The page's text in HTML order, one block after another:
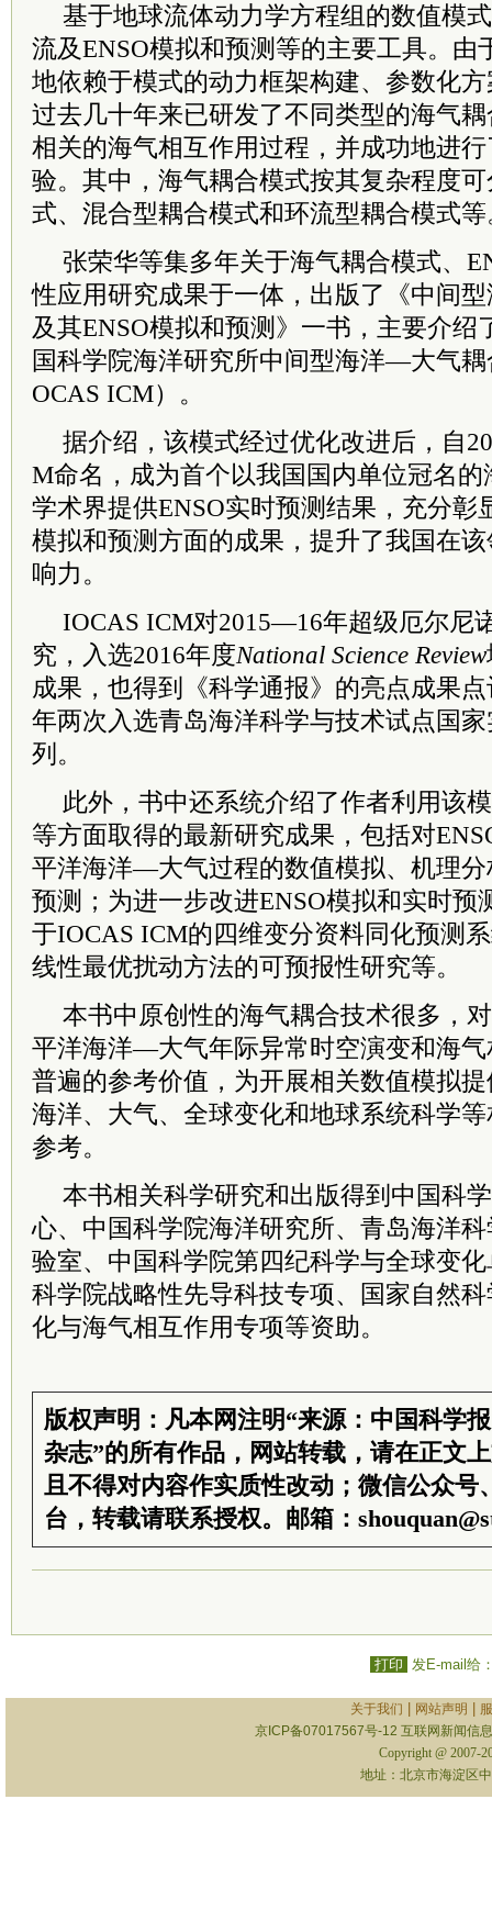
基于地球流体动力学方程组的数值模
流及ENSO模拟和预测等的主要工具。由
地依赖于模式的动力框架构建、参数化
过去几十年来已研发了不同类型的海气
相关的海气相互作用过程，并成功地进
验。其中，海气耦合模式按其复杂程度
式、混合型耦合模式和环流型耦合模式等
张荣华等集多年关于海气耦合模式、
性应用研究成果于一体，出版了《中间
及其ENSO模拟和预测》一书，主要介绍
国科学院海洋研究所中间型海洋—大气
OCAS ICM）。
据介绍，该模式经过优化改进后，自
M命名，成为首个以我国国内单位冠名
学术界提供ENSO实时预测结果，充分彰
模拟和预测方面的成果，提升了我国在
响力。
IOCAS ICM对2015—16年超级厄尔尼
究，入选2016年度National Science Review
成果，也得到《科学通报》的亮点成果
年两次入选青岛海洋科学与技术试点国
列。
此外，书中还系统介绍了作者利用该
等方面取得的最新研究成果，包括对
平洋海洋—大气过程的数值模拟、机理
预测；为进一步改进ENSO模拟和实时预
于IOCAS ICM的四维变分资料同化预测
线性最优扰动方法的可预报性研究等。
本书中原创性的海气耦合技术很多，
平洋海洋—大气年际异常时空演变和海
普遍的参考价值，为开展相关数值模拟
海洋、大气、全球变化和地球系统科学
参考。
本书相关科学研究和出版得到中国科
心、中国科学院海洋研究所、青岛海洋
验室、中国科学院第四纪科学与全球变
科学院战略性先导科技专项、国家自然
化与海气相互作用专项等资助。
版权声明：凡本网注明“来源：中国科学
杂志”的所有作品，网站转载，请在正文
且不得对内容作实质性改动；微信公众号
台，转载请联系授权。邮箱：
打印 发E-mail给
关于我们 网站声明
京ICP备07017567号-12 互联网新闻信
Copyright @ 2007-
地址：北京市海淀区